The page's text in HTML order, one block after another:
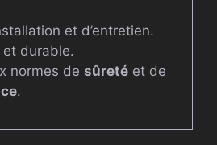
et d’entretien.
et durable.
normes de sûretéet de
.